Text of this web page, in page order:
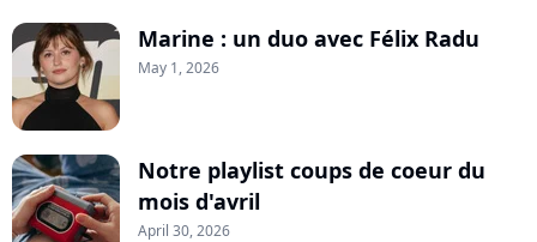
Marine : un duo avec Félix Radu
May 1, 2026
Notre playlist coups de coeur du
mois d'avril
April 30, 2026